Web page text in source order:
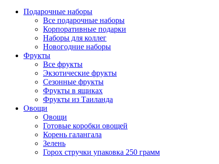
Подарочные наборы
Все подарочные наборы
Корпоративные подарки
Наборы для коллег
Новогодние наборы
Фрукты
Все фрукты
Экзотические фрукты
Сезонные фрукты
Фрукты в ящиках
Фрукты из Таиланда
Овощи
Овощи
Готовые коробки овощей
Корень галангала
Зелень
Горох стручки упаковка 250 грамм